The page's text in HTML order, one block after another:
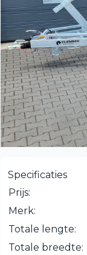
Specificaties
Prijs:
Merk:
Totale lengte:
Totale breedte: